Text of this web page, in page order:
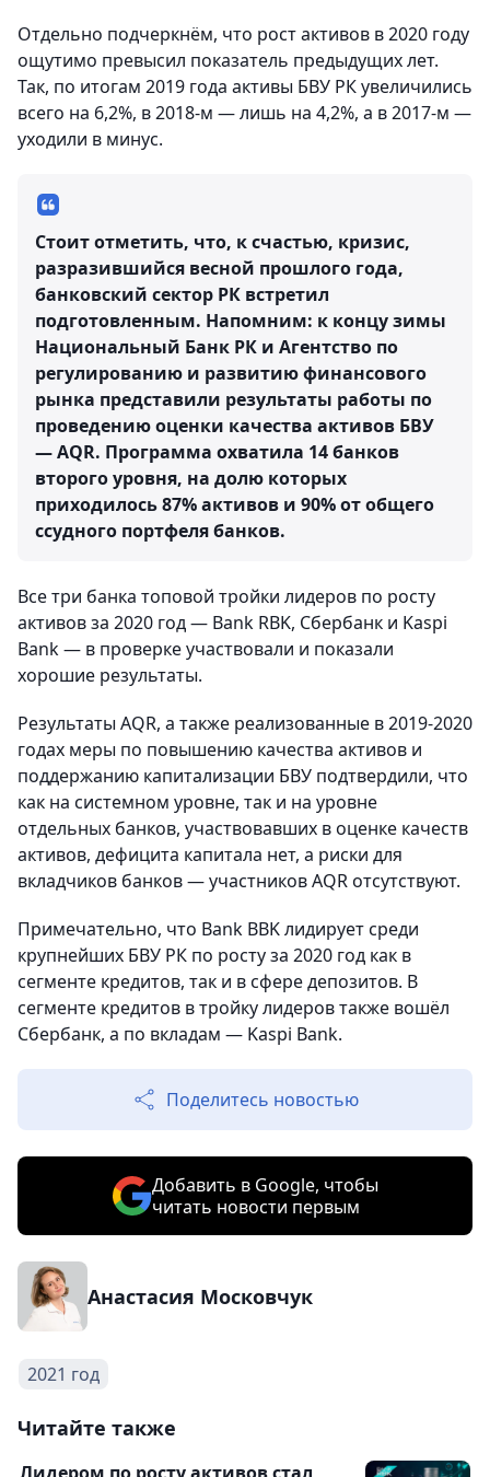
Отдельно подчеркнём, что рост активов в 2020 году
ощутимо превысил показатель предыдущих лет.
Так, по итогам 2019 года активы БВУ РК увеличились
всего на 6,2%, в 2018-м — лишь на 4,2%, а в 2017-м —
уходили в минус.
Стоит отметить, что, к счастью, кризис,
разразившийся весной прошлого года,
банковский сектор РК встретил
подготовленным. Напомним: к концу зимы
Национальный Банк РК и Агентство по
регулированию и развитию финансового
рынка представили результаты работы по
проведению оценки качества активов БВУ
— AQR. Программа охватила 14 банков
второго уровня, на долю которых
приходилось 87% активов и 90% от общего
ссудного портфеля банков.
Все три банка топовой тройки лидеров по росту
активов за 2020 год — Bank RBK, Сбербанк и Kaspi
Bank — в проверке участвовали и показали
хорошие результаты.
Результаты AQR, а также реализованные в 2019-2020
годах меры по повышению качества активов и
поддержанию капитализации БВУ подтвердили, что
как на системном уровне, так и на уровне
отдельных банков, участвовавших в оценке качеств
активов, дефицита капитала нет, а риски для
вкладчиков банков — участников AQR отсутствуют.
Примечательно, что Bank BBK лидирует среди
крупнейших БВУ РК по росту за 2020 год как в
сегменте кредитов, так и в сфере депозитов. В
сегменте кредитов в тройку лидеров также вошёл
Сбербанк, а по вкладам — Kaspi Bank.
Поделитесь новостью
Добавить в Google, чтобы
читать новости первым
Анастасия Московчук
2021 год
Читайте также